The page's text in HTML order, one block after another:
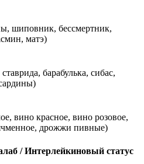
шиповник, бессмертник,
матэ)
барабулька, сибас,
вино красное, вино розовое,
дрожжи пивные)
/ Интерлейкиновый статус